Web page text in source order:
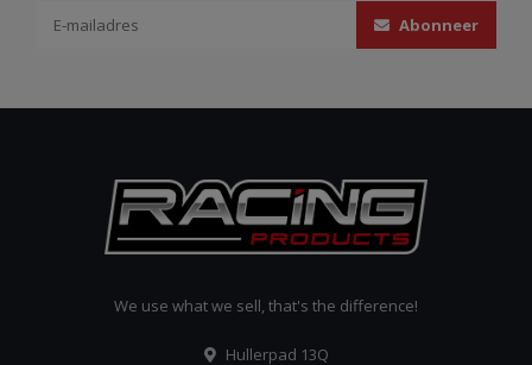
Abonneer
We use what we sell, that's the difference!
Hullerpad 13Q